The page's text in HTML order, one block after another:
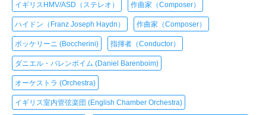
イギリスHMV/ASD（ステレオ） 作曲家（Composer）
ハイドン（Franz Joseph Haydn） 作曲家（Composer）
ボッケリーニ (Boccherini) 指揮者（Conductor）
ダニエル・バレンボイム (Daniel Barenboim)
オーケストラ (Orchestra)
イギリス室内管弦楽団 (English Chamber Orchestra)